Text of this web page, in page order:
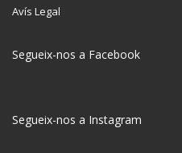
Avís Legal
Segueix-nos a Facebook
Segueix-nos a Instagram